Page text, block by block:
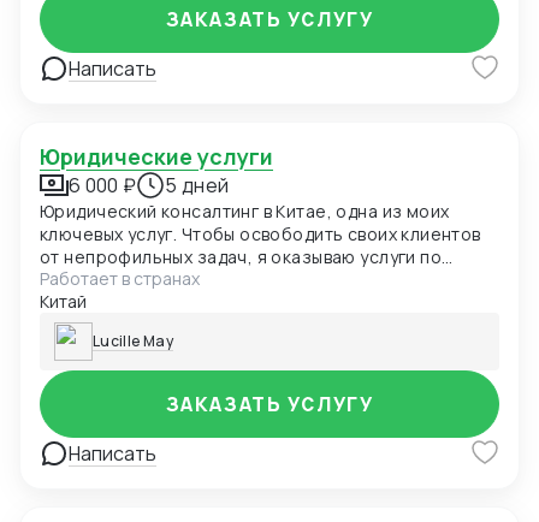
Написать
ЗАКАЗАТЬ УСЛУГУ
Юридические услуги
6 000 ₽ 5 дней
Юридический консалтинг в Китае, одна из моих
ключевых услуг. Чтобы освободить своих клиентов
от непрофильных задач, я оказываю услуги по
юридическому консультированию бизнеса. Знаю,
какие права и возможности есть у
предпринимателей в Китае и обладаю большим
накопленным опытом практического применения
китайских законов.
Работает в странах
Китай
Lucille May
Написать
ЗАКАЗАТЬ УСЛУГУ